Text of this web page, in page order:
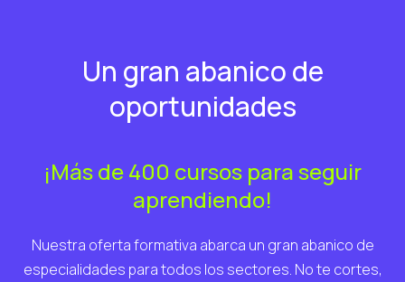
Un gran abanico de
oportunidades
¡Más de 400 cursos para seguir
aprendiendo!
Nuestra oferta formativa abarca un gran abanico de
especialidades para todos los sectores. No te cortes,